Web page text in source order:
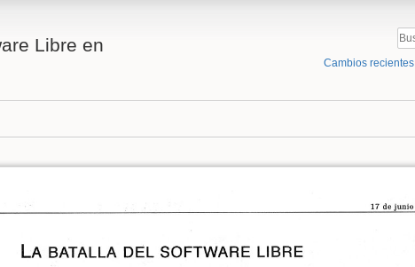
Libre en
Cambios recientes